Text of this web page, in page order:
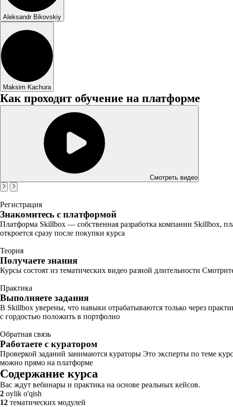
Aleksandr Bikovskiy
Maksim Kachura
Как проходит обучение на платформе
Смотреть видео
Регистрация
Знакомитесь с платформой
Платформа Skillbox — собственная разработка компании Skillbox,
откроется сразу после покупки курса
Теория
Получаете знания
Курсы состоят из тематических видео разной длительности
Практика
Выполняете задания
В Skillbox уверены, что навыки отрабатываются только через
с гордостью положить в портфолио
Обратная связь
Работаете с куратором
Проверкой заданий занимаются кураторы Это эксперты по теме
можно прямо на платформе
Содержание курса
Вас ждут вебинары и практика на основе реальных кейсов.
2 oylik o'qish
12 тематических модулей